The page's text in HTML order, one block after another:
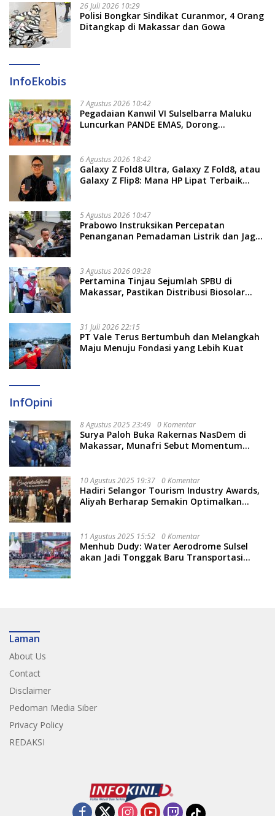
26 Juli 2026 10:29
Polisi Bongkar Sindikat Curanmor, 4 Orang
Ditangkap di Makassar dan Gowa
InfoEkobis
7 Agustus 2026 10:42
Pegadaian Kanwil VI Sulselbarra Maluku
Luncurkan PANDE EMAS, Dorong
6 Agustus 2026 18:42
Galaxy Z Fold8 Ultra, Galaxy Z Fold8, atau
Galaxy Z Flip8: Mana HP Lipat Terbaik
5 Agustus 2026 10:47
Prabowo Instruksikan Percepatan
Penanganan Pemadaman Listrik dan Jaga
3 Agustus 2026 09:28
Pertamina Tinjau Sejumlah SPBU di
Makassar, Pastikan Distribusi Biosolar
31 Juli 2026 22:15
PT Vale Terus Bertumbuh dan Melangkah
Maju Menuju Fondasi yang Lebih Kuat
InfOpini
8 Agustus 2025 23:49 0 Komentar
Surya Paloh Buka Rakernas NasDem di
Makassar, Munafri Sebut Momentum
10 Agustus 2025 19:37 0 Komentar
Hadiri Selangor Tourism Industry Awards,
Aliyah Berharap Semakin Optimalkan
11 Agustus 2025 15:52 0 Komentar
Menhub Dudy: Water Aerodrome Sulsel
akan Jadi Tonggak Baru Transportasi
Laman
About Us
Contact
Disclaimer
Pedoman Media Siber
Privacy Policy
REDAKSI